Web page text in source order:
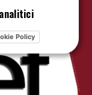
Policy